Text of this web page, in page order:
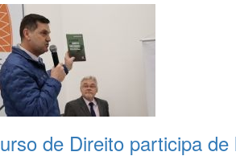
de Direito participa